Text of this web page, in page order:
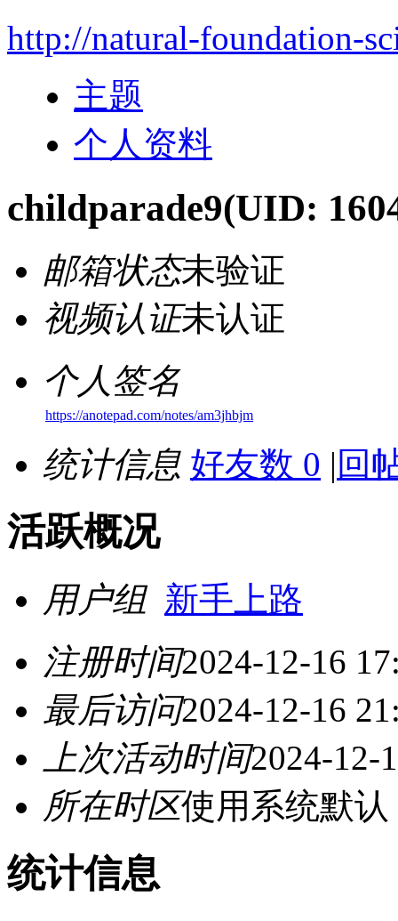
http://natural-foundation-
主题
个人资料
childparade9(UID:
邮箱状态未验证
视频认证未认证
个人签名
https://anotepad.com/notes/am3jhbjm
统计信息 好友数 0 | 回
活跃概况
用户组 新手上路
注册时间2024-12-16
最后访问2024-12-16
上次活动时间2024-12-
所在时区使用系统默认
统计信息